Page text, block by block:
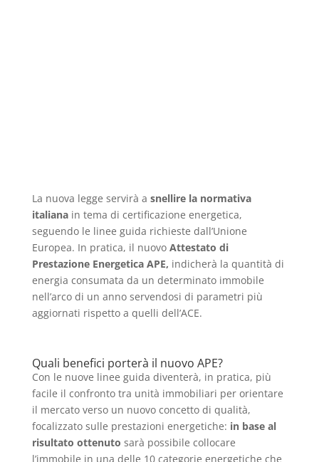
La nuova legge servirà a snellire la normativa
italianain tema di certificazione energetica,
seguendo le linee guida richieste dall’Unione
Europea. In pratica, il nuovo Attestato di
Prestazione Energetica APE, indicherà la quantità di
energia consumata da un determinato immobile
nell’arco di un anno servendosi di parametri più
aggiornati rispetto a quelli dell’ACE.
Quali benefici porterà il nuovo APE?
Con le nuove linee guida diventerà, in pratica, più
facile il confronto tra unità immobiliari per orientare
il mercato verso un nuovo concetto di qualità,
focalizzato sulle prestazioni energetiche: in base al
risultato ottenuto sarà possibile collocare
l’immobile in una delle 10 categorie energetiche che